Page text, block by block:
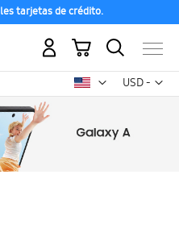
tarjetas de crédito.
USD -
dólar
Mi carrito